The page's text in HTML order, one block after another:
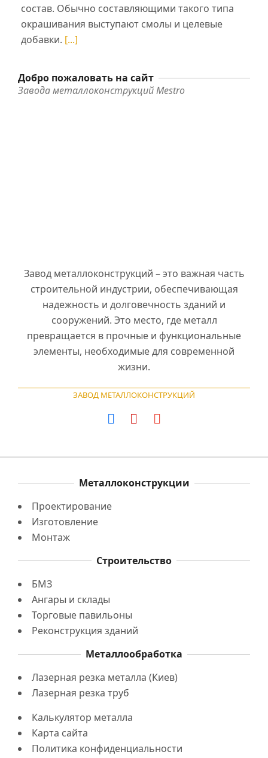
состав. Обычно составляющими такого типа
окрашивания выступают смолы и целевые
добавки. [...]
Добро пожаловать на сайт
Завода металлоконструкций Mestro
Завод металлоконструкций – это важная часть
строительной индустрии, обеспечивающая
надежность и долговечность зданий и
сооружений. Это место, где металл
превращается в прочные и функциональные
элементы, необходимые для современной
жизни.
ЗАВОД МЕТАЛЛОКОНСТРУКЦИЙ
Металлоконструкции
Проектирование
Изготовление
Монтаж
Строительство
БМЗ
Ангары и склады
Торговые павильоны
Реконструкция зданий
Металлообработка
Лазерная резка металла (Киев)
Лазерная резка труб
Калькулятор металла
Карта сайта
Политика конфиденциальности